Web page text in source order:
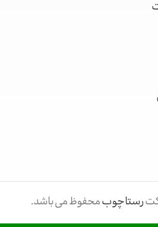
رستاچوبمحفوظ می باشد.